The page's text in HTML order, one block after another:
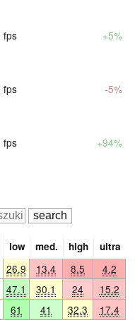
fps +5%
fps -5%
fps +94%
low med. high
ultra
26.9 13.4 8.5 4.2
47.1 30.1 24 15.2
61 41 32.3 17.4